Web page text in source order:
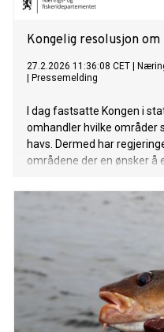
Kongelig resolusjon
27.2.2026 11:36:08 CET
Pressemelding
I dag fastsatte Kongen i
omhandler hvilke områder
havs. Dermed har
områdene der en ønsker å